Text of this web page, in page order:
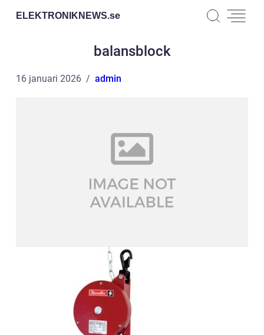
ELEKTRONIKNEWS.se
balansblock
16 januari 2026 admin